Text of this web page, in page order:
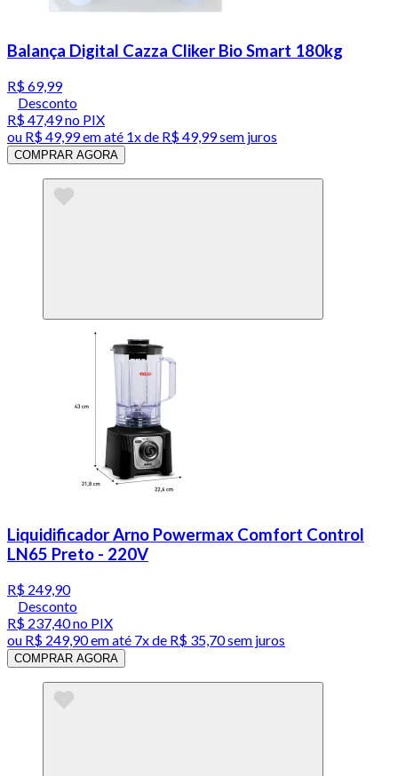
Balança Digital Cazza Cliker Bio Smart 180kg
R$ 69,99
Desconto
R$ 47,49no PIX
ou R$ 49,99em até 1x de R$ 49,99sem juros
COMPRAR AGORA
Liquidificador Arno Powermax Comfort Control
LN65 Preto - 220V
R$ 249,90
Desconto
R$ 237,40no PIX
ou R$ 249,90em até 7x de R$ 35,70 sem juros
COMPRAR AGORA